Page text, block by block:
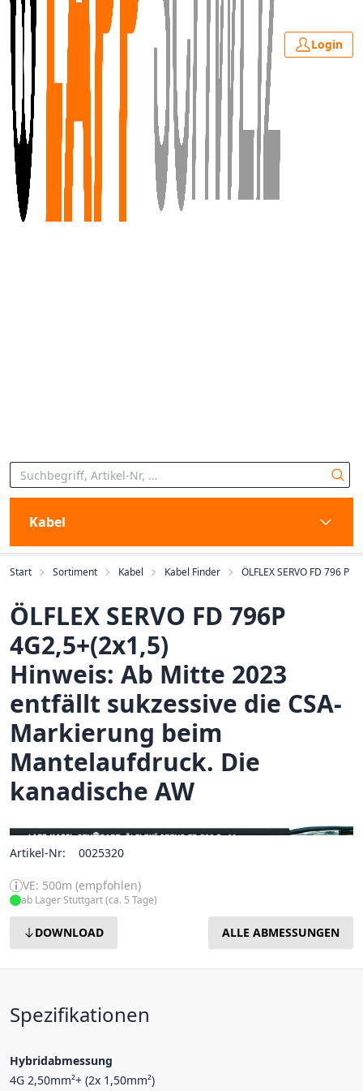
Login
Kabel
Start Sortiment Kabel Kabel Finder ÖLFLEX SERVO FD 796 P
ÖLFLEX SERVO FD 796P
4G2,5+(2x1,5)
Hinweis: Ab Mitte 2023
entfällt sukzessive die CSA-
Markierung beim
Mantelaufdruck. Die
kanadische AW
Artikel-Nr: 0025320
VE: 500m (empfohlen)
ab Lager Stuttgart (ca. 5 Tage)
DOWNLOAD ALLE ABMESSUNGEN
Spezifikationen
Hybridabmessung
4G 2,50mm²+ (2x 1,50mm²)